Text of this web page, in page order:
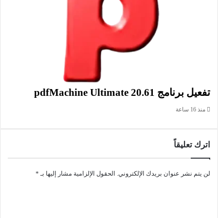
علامات التبويب بواسطة عجلة الماوس أو إغلاقها بنقرتين. يوفر لك
المتصفح Cent Browser التصفح الآمن للإنترنت من خلال السماح لك
بفتح بوابة بشكل ريع أو صفحة التصفح الخاص حتى لا يتم حفظ
الصفحات التي قمت بمشاهدتها وحفظ تاريخ التصفح الخاص بك. و
يمكنك تعيين زر إغلاق المتصفح بواسطة اختصار لوحة المفاتيح
معلومات تقنية عن المتصفح:
حجم الملف: 108.79 ميجابايت/64 بت، و96.59 ميجابايت/32 بت
متطلبات التشغيل: يدعم جميع إصدارات الويندوز
تفعيل برنامج pdfMachine Ultimate 20.61
منذ 16 ساعة
اترك تعليقاً
لن يتم نشر عنوان بريدك الإلكتروني. الحقول الإلزامية مشار إليها بـ *